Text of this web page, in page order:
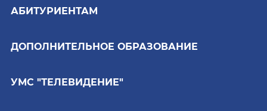
АБИТУРИЕНТАМ
ДОПОЛНИТЕЛЬНОЕ ОБРАЗОВАНИЕ
УМС "ТЕЛЕВИДЕНИЕ"